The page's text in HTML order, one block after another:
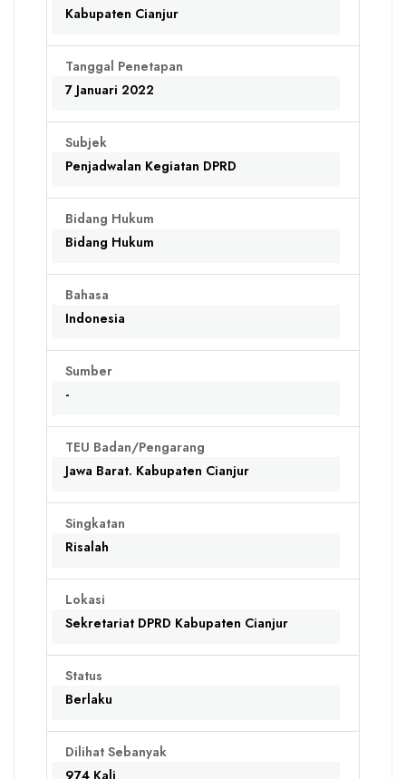
Kabupaten Cianjur
Tanggal Penetapan
7 Januari 2022
Subjek
Penjadwalan Kegiatan DPRD
Bidang Hukum
Bidang Hukum
Bahasa
Indonesia
Sumber
-
TEU Badan/Pengarang
Jawa Barat. Kabupaten Cianjur
Singkatan
Risalah
Lokasi
Sekretariat DPRD Kabupaten Cianjur
Status
Berlaku
Dilihat Sebanyak
974 Kali